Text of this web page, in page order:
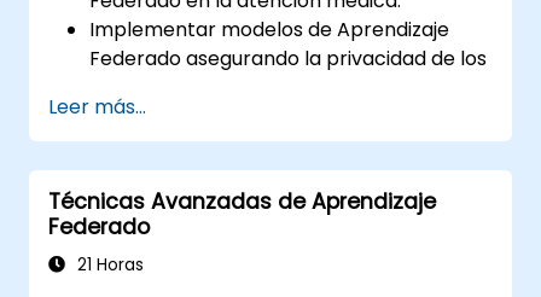
Implementar modelos de Aprendizaje
Federado asegurando la privacidad de los
Colaborar en el entrenamiento de
modelos de inteligencia artificial a través
de múltiples instituciones de atención
médica.
Aplicar el Aprendizaje Federado a
estudios de casos reales en el sector
Leer más...
Técnicas Avanzadas de Aprendizaje
Federado
21 Horas